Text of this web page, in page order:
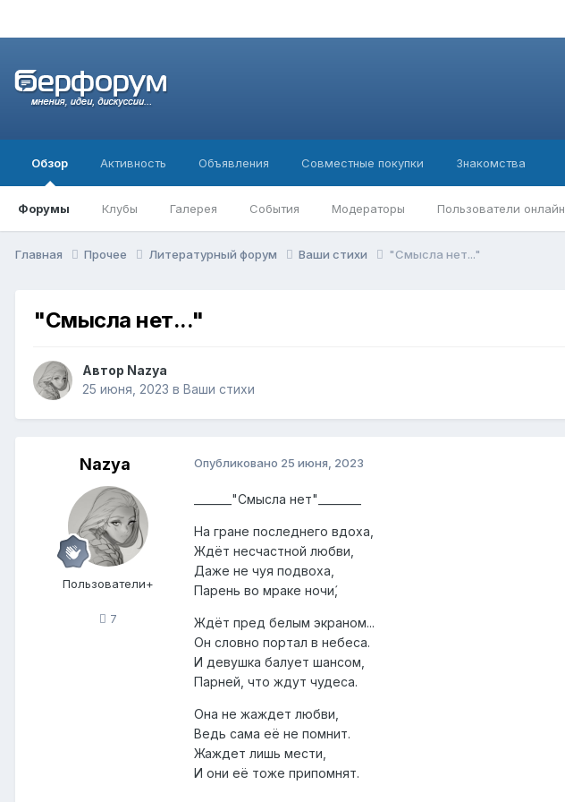
Обзор
Форумы Клубы Галерея События Модераторы Пользователи онлайн
Активность Объявления Совместные покупки Знакомства
Главная Прочее Литературный форум Ваши стихи "Смысла нет..."
"Смысла нет..."
Автор Nazya
25 июня, 2023 в Ваши стихи
Nazya
Пользователи+
7
Опубликовано 25 июня, 2023
_______"Смысла нет"________
На гране последнего вдоха,
Ждёт несчастной любви,
Даже не чуя подвоха,
Парень во мраке ночи́,
Ждёт пред белым экраном...
Он словно портал в небеса.
И девушка балует шансом,
Парней, что ждут чудеса.
Она не жаждет любви,
Ведь сама её не помнит.
Жаждет лишь мести,
И они её тоже припомнят.